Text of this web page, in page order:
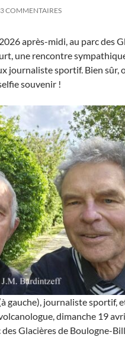
3 COMMENTAIRES
après-midi, au parc des
une rencontre
journaliste sportif. Bien sûr,
souvenir !
gauche), journaliste sportif,
dimanche 19
des Glacières de Boulogne-